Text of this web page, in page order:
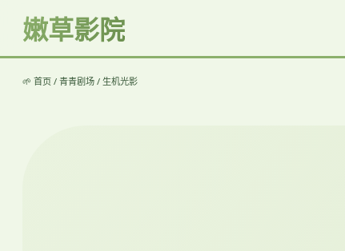
嫩草影院
🌱 首页 / 青青剧场 / 生机光影